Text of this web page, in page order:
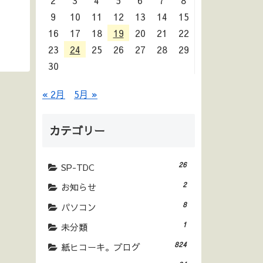
9
10 11 12 13 14
15
16
17 18 19 20 21
22
23
24 25 26 27 28
29
30
« 2月 5月 »
カテゴリー
SP-TDC 26
お知らせ 2
パソコン 8
未分類 1
紙ヒコーキ。ブログ 824